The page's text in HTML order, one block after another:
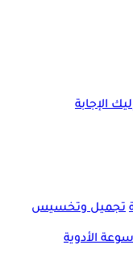
الإجابة
تجميل وتخسيس
الأدوية